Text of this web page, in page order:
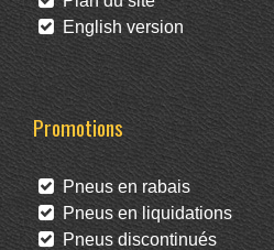
English version
Promotions
Pneus en rabais
Pneus en liquidations
Pneus discontinués